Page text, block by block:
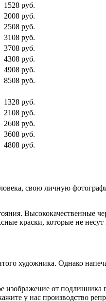
1528 руб.
2008 руб.
2508 руб.
3108 руб.
3708 руб.
4308 руб.
4908 руб.
8508 руб.
1328 руб.
2108 руб.
2608 руб.
3608 руб.
4808 руб.
свою личную
Высококачественные
краски, которые не несут
художника. Однако
изображение от
у нас производство